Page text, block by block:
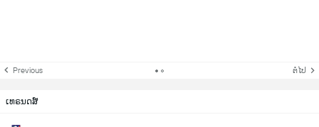
Previous ຕໍ່ໄປ
ເທຣນດສ໌